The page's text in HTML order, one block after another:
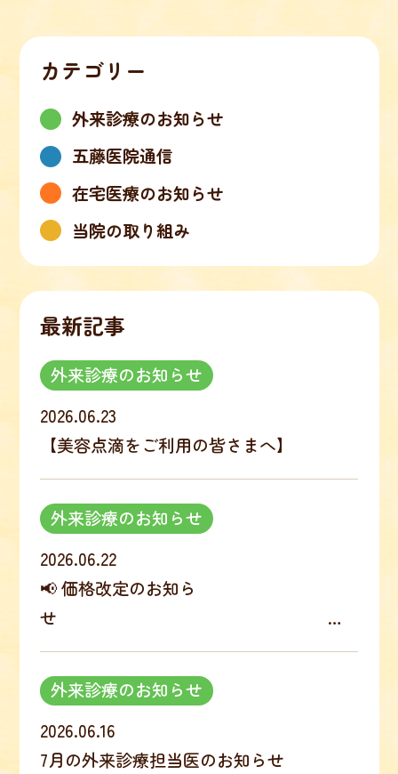
カテゴリー
外来診療のお知らせ
五藤医院通信
在宅医療のお知らせ
当院の取り組み
最新記事
外来診療のお知らせ
2026.06.23
【美容点滴をご利用の皆さまへ】
外来診療のお知らせ
2026.06.22
📢 価格改定のお知らせ
外来診療のお知らせ
2026.06.16
7月の外来診療担当医のお知らせ